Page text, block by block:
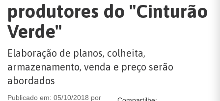
produtores do "Cinturão
Verde"
Elaboração de planos, colheita,
armazenamento, venda e preço serão
abordados
Publicado em: 05/10/2018 por